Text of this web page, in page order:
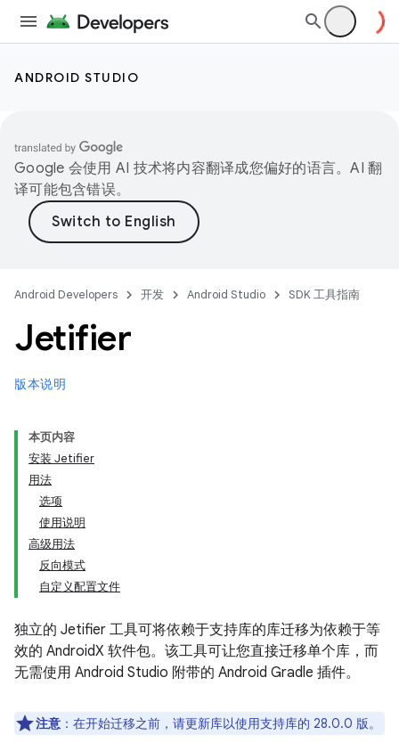
ANDROID STUDIO
Google 会使用 AI 技术将内容翻译成您偏好的语言。AI 翻
译可能包含错误。
Android Developers 开发 Android Studio SDK 工具指南
Jetifier
版本说明
本页内容
安装 Jetifier
用法
选项
使用说明
高级用法
反向模式
自定义配置文件
独立的 Jetifier 工具可将依赖于支持库的库迁移为依赖于等
效的 AndroidX 软件包。该工具可让您直接迁移单个库，而
无需使用 Android Studio 附带的 Android Gradle 插件。
注意 ：在开始迁移之前，请更新库以使用支持库的 28.0.0 版。